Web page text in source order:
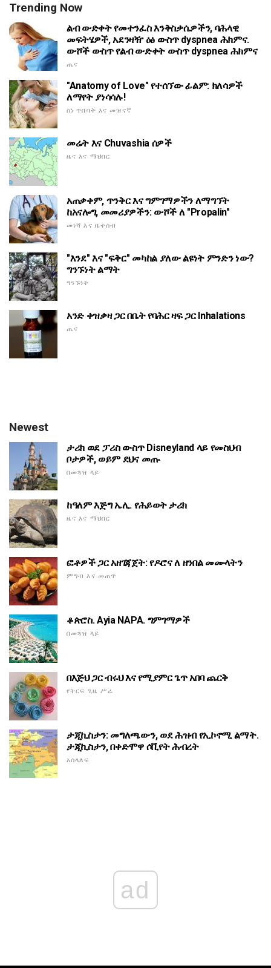
Trending Now
ልብ ውድቀት የመተንፈስ እንቅስቃሴዎችን, ባሕላዊ
መፍትሄዎች, አደንዛዥ ዕፅ ውስጥ dyspnea ሕክምና.
ውሾች ውስጥ የልብ ውድቀት ውስጥ dyspnea ሕክምና
ጤና
"Anatomy of Love" የተሰኘው ፊልም: ክለሳዎች
ለማየት ያነሳሳሉ!
ስነ ጥበባት እና መዝናኛ
መሬት እና Chuvashia ሰዎች
ዜና እና ማህበር
አጠቃቀም, ጥንቅር እና ግምገማዎችን ለማግኘት
ከአናሎግ, መመሪያዎችን: ውሾች ለ "Propalin"
መነሻ እና ቤተሰብ
"እንደ" እና "ፍቅር" መካከል ያለው ልዩነት ምንድን ነው?
ግንኙነት ልማት
ግንኙነት
አንድ ቀዝቃዛ ጋር በቤት የባሕር ዛፍ ጋር Inhalations
ጤና
Newest
ታሪክ ወደ ፓሪስ ውስጥ Disneyland ላይ የመስህብ
ቦታዎች, ወይም ደህና መጡ
በመጓዝ ላይ
ከዓለም እጅግ ኤሊ. የሕይወት ታሪክ
ዜና እና ማህበር
ፎቶዎች ጋር አዘገጃጀት: የዶሮና ለ ዘንበል መሙላትን
ምግብ እና መጠጥ
ቆጵሮስ. Ayia NAPA. ግምገማዎች
በመጓዝ ላይ
በእጅህ ጋር ብሩህ እና የሚያምር ጌጥ አበባ ጨርቅ
የትርፍ ጊዜ ሥራ
ታጂኪስታን: መግለጫውን, ወደ ሕዝብ የኢኮኖሚ ልማት.
ታጂኪስታን, በቀድሞዋ ሶቪየት ሕብረት
አሰላለፍ
ad